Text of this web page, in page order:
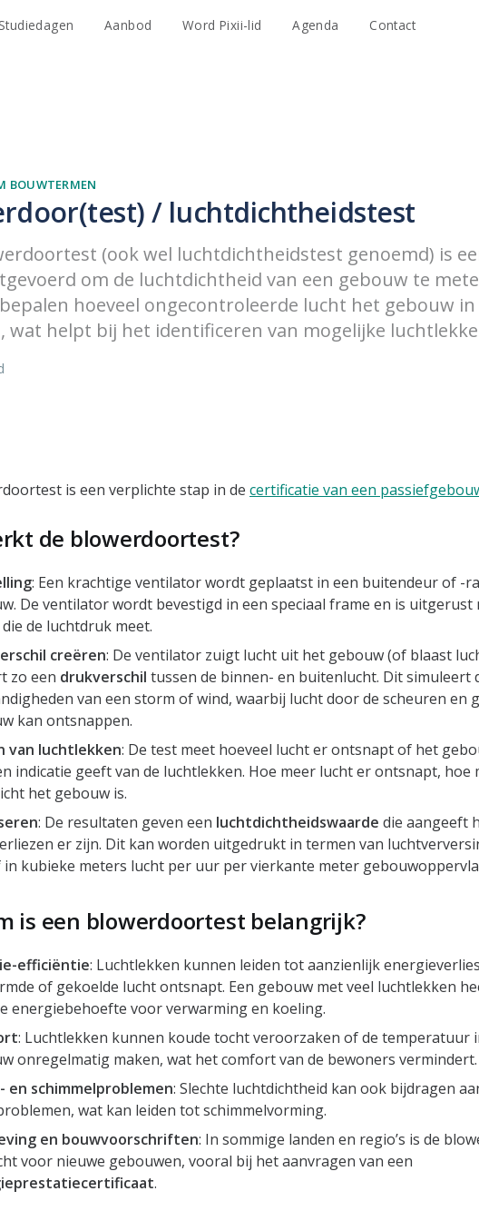
Aanbod Word Pixii-lid Agenda
Contact
BOUWTERMEN
/ luchtdichtheidstest
(ook wel luchtdichtheidstest genoemd) is
om de luchtdichtheid van een gebouw te
hoeveel ongecontroleerde lucht het gebouw
wat helpt bij het identificeren van mogelijke
is een verplichte stap in de certificatie van een
de blowerdoortest?
: Een krachtige ventilator wordt geplaatst in een buitendeur of -
De ventilator wordt bevestigd in een speciaal frame en is uitgerust
de luchtdruk meet.
creëren: De ventilator zuigt lucht uit het gebouw (of blaast
zo een drukverschil tussen de binnen- en buitenlucht. Dit simuleert
van een storm of wind, waarbij lucht door de scheuren en
kan ontsnappen.
van luchtlekken: De test meet hoeveel lucht er ontsnapt of het
indicatie geeft van de luchtlekken. Hoe meer lucht er ontsnapt, hoe
het gebouw is.
: De resultaten geven een luchtdichtheidswaarde die aangeeft
er zijn. Dit kan worden uitgedrukt in termen van
kubieke meters lucht per uur per vierkante meter
is een blowerdoortest belangrijk?
efficiëntie: Luchtlekken kunnen leiden tot aanzienlijk
of gekoelde lucht ontsnapt. Een gebouw met veel luchtlekken
energiebehoefte voor verwarming en koeling.
: Luchtlekken kunnen koude tocht veroorzaken of de temperatuur
onregelmatig maken, wat het comfort van de bewoners vermindert.
en schimmelproblemen: Slechte luchtdichtheid kan ook bijdragen
wat kan leiden tot schimmelvorming.
en bouwvoorschriften: In sommige landen en regio’s is de
voor nieuwe gebouwen, vooral bij het aanvragen van een
.